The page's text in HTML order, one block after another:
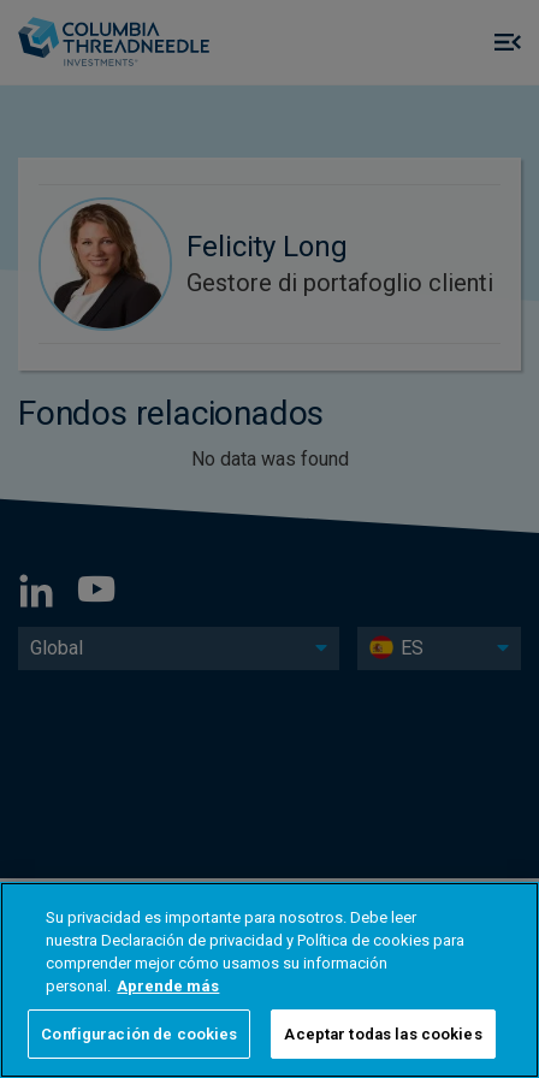
Felicity Long
Gestore di portafoglio clienti
Fondos relacionados
No data was found
Global ES
Su privacidad es importante para nosotros. Debe leer
nuestra Declaración de privacidad y Política de cookies para
comprender mejor cómo usamos su información
personal. Aprende más
Configuración de cookies Aceptar todas las cookies